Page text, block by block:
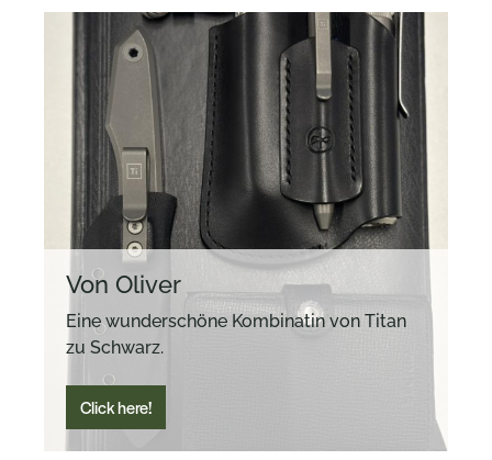
Von Oliver
Eine wunderschöne Kombinatin von Titan
zu Schwarz.
Click here!